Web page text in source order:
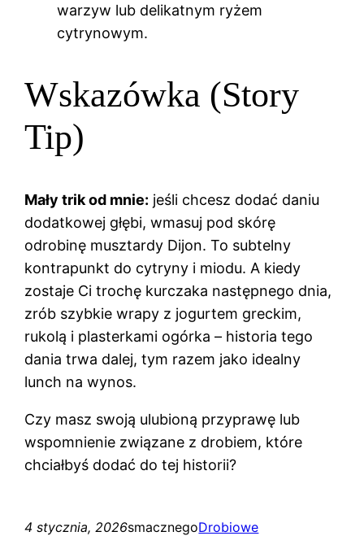
warzyw lub delikatnym ryżem
cytrynowym.
Wskazówka (Story
Tip)
Mały trik od mnie: jeśli chcesz dodać daniu
dodatkowej głębi, wmasuj pod skórę
odrobinę musztardy Dijon. To subtelny
kontrapunkt do cytryny i miodu. A kiedy
zostaje Ci trochę kurczaka następnego dnia,
zrób szybkie wrapy z jogurtem greckim,
rukolą i plasterkami ogórka – historia tego
dania trwa dalej, tym razem jako idealny
lunch na wynos.
Czy masz swoją ulubioną przyprawę lub
wspomnienie związane z drobiem, które
chciałbyś dodać do tej historii?
4 stycznia, 2026smacznegoDrobiowe